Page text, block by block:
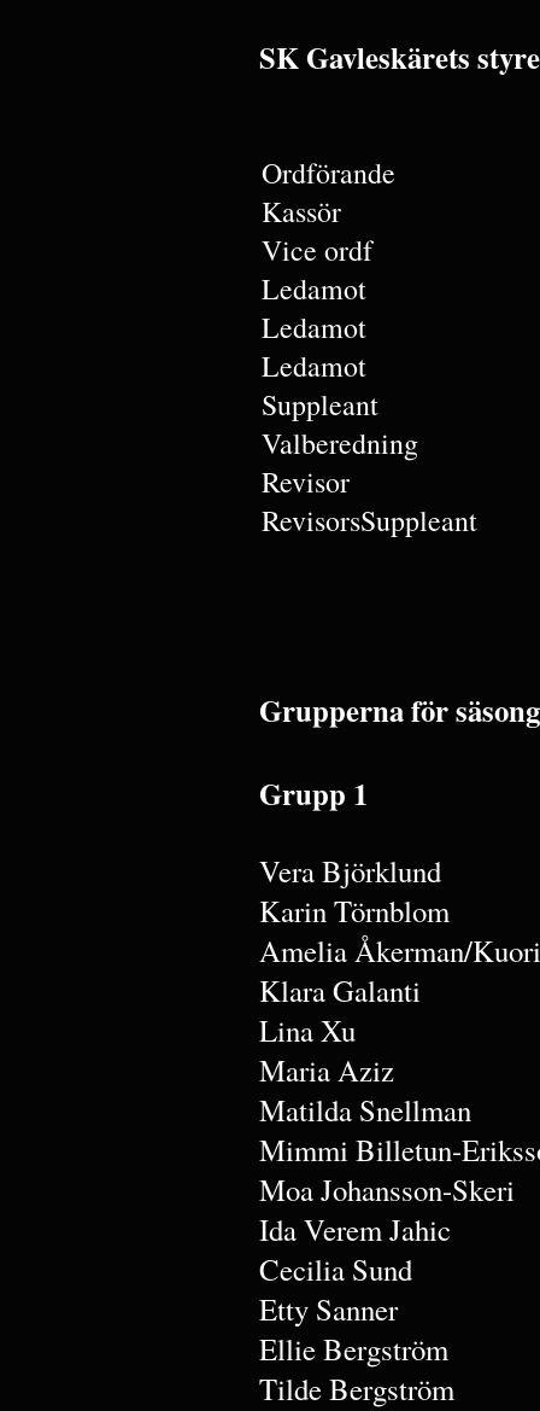
SK Gavleskärets
Ordförande
Kassör
Vice ordf
Ledamot
Ledamot
Ledamot
Suppleant
Valberedning
Revisor
RevisorsSuppleant
Grupperna för
Grupp 1
Vera Björklund
Karin Törnblom
Amelia Åkerman/
Klara Galanti
Lina Xu
Maria Aziz
Matilda Snellman
Mimmi Billetun-
Moa Johansson-Skeri
Ida Verem Jahic
Cecilia Sund
Etty Sanner
Ellie Bergström
Tilde Bergström